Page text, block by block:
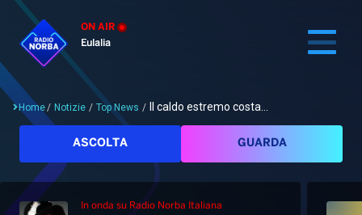
ON AIR
Eulalia
Cerca
Home/ Notizie / Top News / Il caldo estremo costa...
ASCOLTA GUARDA
In onda su Radio Norba Italiana